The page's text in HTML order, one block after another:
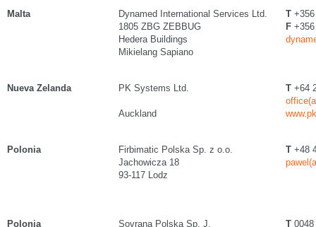
Malta
Dynamed International Services Ltd.
1805 ZBG ZEBBUG
Hedera Buildings
Mikielang Sapiano
T
F
Nueva Zelanda PK Systems Ltd.
Auckland
T +64
Polonia
Firbimatic Polska Sp. z o.o.
Jachowicza 18
93-117 Lodz
T +48
Polonia
Sovrana Polska Sp. J.
T